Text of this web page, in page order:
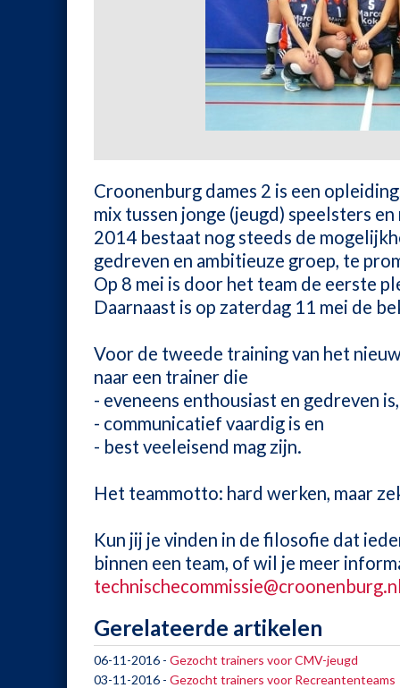
Croonenburg dames 2 is een
mix tussen jonge (jeugd) speelsters
2014 bestaat nog steeds de
gedreven en ambitieuze groep, te
Op 8 mei is door het team de eerste
Daarnaast is op zaterdag 11 mei de
Voor de tweede training van het
naar een trainer die
- eveneens enthousiast en gedreven is,
- communicatief vaardig is en
- best veeleisend mag zijn.
Het teammotto: hard werken, maar
Kun jij je vinden in de filosofie dat
binnen een team, of wil je meer
Gerelateerde artikelen
06-11-2016 - Gezocht trainers voor CMV-jeugd
03-11-2016 - Gezocht trainers voor Recreantenteams